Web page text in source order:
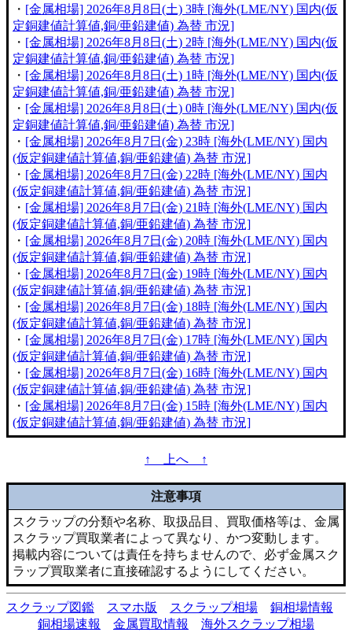
・ [金属相場] 2026年8月8日(土) 3時 [海外(LME/NY) 国内(仮
定銅建値計算値,銅/亜鉛建値) 為替 市況]
・ [金属相場] 2026年8月8日(土) 2時 [海外(LME/NY) 国内(仮
定銅建値計算値,銅/亜鉛建値) 為替 市況]
・ [金属相場] 2026年8月8日(土) 1時 [海外(LME/NY) 国内(仮
定銅建値計算値,銅/亜鉛建値) 為替 市況]
・ [金属相場] 2026年8月8日(土) 0時 [海外(LME/NY) 国内(仮
定銅建値計算値,銅/亜鉛建値) 為替 市況]
・ [金属相場] 2026年8月7日(金) 23時 [海外(LME/NY) 国内
(仮定銅建値計算値,銅/亜鉛建値) 為替 市況]
・ [金属相場] 2026年8月7日(金) 22時 [海外(LME/NY) 国内
(仮定銅建値計算値,銅/亜鉛建値) 為替 市況]
・ [金属相場] 2026年8月7日(金) 21時 [海外(LME/NY) 国内
(仮定銅建値計算値,銅/亜鉛建値) 為替 市況]
・ [金属相場] 2026年8月7日(金) 20時 [海外(LME/NY) 国内
(仮定銅建値計算値,銅/亜鉛建値) 為替 市況]
・ [金属相場] 2026年8月7日(金) 19時 [海外(LME/NY) 国内
(仮定銅建値計算値,銅/亜鉛建値) 為替 市況]
・ [金属相場] 2026年8月7日(金) 18時 [海外(LME/NY) 国内
(仮定銅建値計算値,銅/亜鉛建値) 為替 市況]
・ [金属相場] 2026年8月7日(金) 17時 [海外(LME/NY) 国内
(仮定銅建値計算値,銅/亜鉛建値) 為替 市況]
・ [金属相場] 2026年8月7日(金) 16時 [海外(LME/NY) 国内
(仮定銅建値計算値,銅/亜鉛建値) 為替 市況]
・ [金属相場] 2026年8月7日(金) 15時 [海外(LME/NY) 国内
(仮定銅建値計算値,銅/亜鉛建値) 為替 市況]
↑ 上へ ↑
注意事項
スクラップの分類や名称、取扱品目、買取価格等は、金属
スクラップ買取業者によって異なり、かつ変動します。
掲載内容については責任を持ちませんので、必ず金属スク
ラップ買取業者に直接確認するようにしてください。
スクラップ図鑑 スマホ版 スクラップ相場
銅相場情報
銅相場速報
金属買取情報 海外スクラップ相場